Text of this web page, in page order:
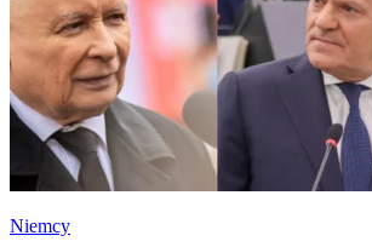
Niemcy